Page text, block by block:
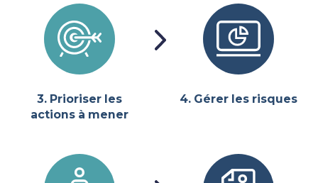
3. Prioriser les
actions à mener
4. Gérer les risques